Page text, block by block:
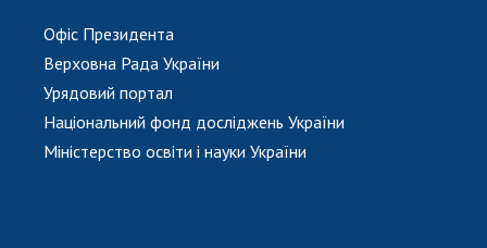
Офіс Президента
Верховна Рада України
Урядовий портал
Національний фонд досліджень України
Міністерство освіти і науки України